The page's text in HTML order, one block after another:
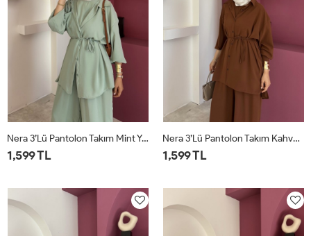
Nera 3’lü Pantolon Takım Mint Yeşili
1,599 TL
Nera 3’lü Pantolon Takım Kahverengi
1,599 TL